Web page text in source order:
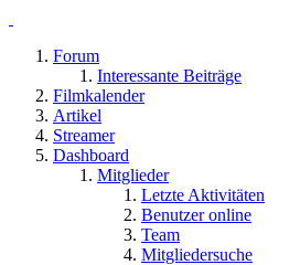
Forum
Interessante Beiträge
Filmkalender
Artikel
Streamer
Dashboard
Mitglieder
Letzte Aktivitäten
Benutzer online
Team
Mitgliedersuche